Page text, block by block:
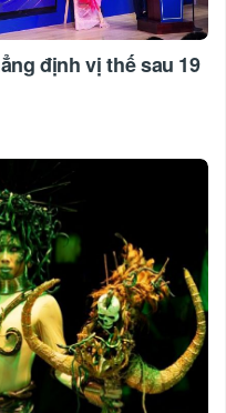
định vị thế sau 19